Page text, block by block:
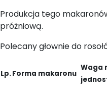
Produkcja tego
próżniową.
Polecany głownie do
Lp.Forma makaronu
Waga